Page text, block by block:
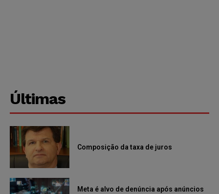
Últimas
Composição da taxa de juros
Meta é alvo de denúncia após anúncios